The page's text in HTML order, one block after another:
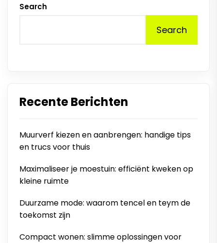
Search
Search
Recente Berichten
Muurverf kiezen en aanbrengen: handige tips
en trucs voor thuis
Maximaliseer je moestuin: efficiënt kweken op
kleine ruimte
Duurzame mode: waarom tencel en teym de
toekomst zijn
Compact wonen: slimme oplossingen voor